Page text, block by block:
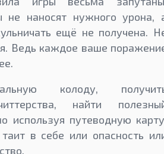
не наносят нужного урона,
ещё не получена.
Ведь каждое ваше
колоду,
найти
используя путеводную
в себе или опасность